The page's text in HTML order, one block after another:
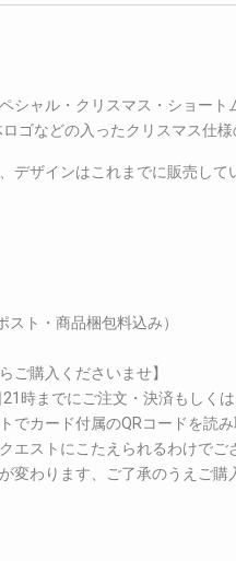
シャル・クリスマス・ショー
ゴなどの入ったクリスマス仕
ザインはこれまでに販売して
スト・商品梱包料込み）
ご購入くださいませ】
時までにご注文・決済もしく
カード付属のQRコードを読み
ストにこたえられるわけでご
わります、ご了承のうえご購